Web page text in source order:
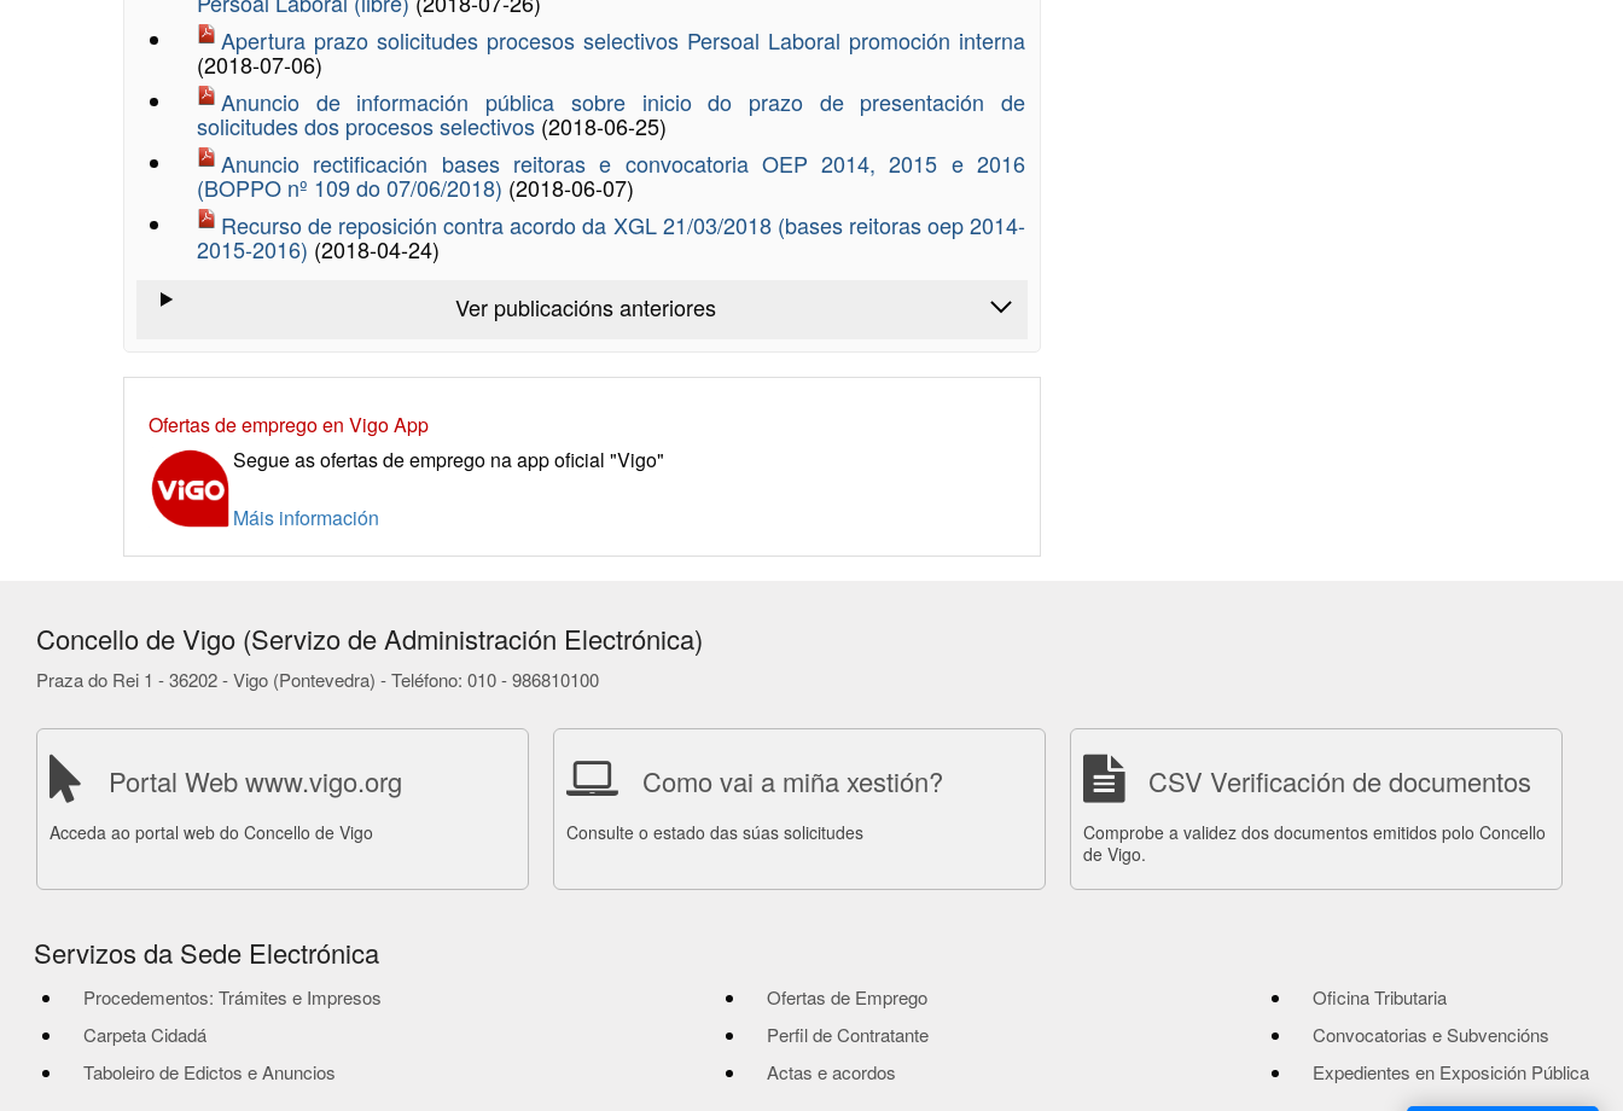
Apertura prazo solicitudes procesos selectivos Persoal Laboral promoción interna
(2018-07-06)
Anuncio de información pública sobre inicio do prazo de presentación de
solicitudes dos procesos selectivos (2018-06-25)
Anuncio rectificación bases reitoras e convocatoria OEP 2014, 2015 e 2016
(BOPPO nº 109 do 07/06/2018) (2018-06-07)
Recurso de reposición contra acordo da XGL 21/03/2018 (bases reitoras oep 2014-
2015-2016) (2018-04-24)
Ver publicacións anteriores
Ofertas de emprego en Vigo App
Segue as ofertas de emprego na app oficial "Vigo"
Máis información
Concello de Vigo (Servizo de Administración Electrónica)
Praza do Rei 1 - 36202 - Vigo (Pontevedra) - Teléfono: 010 - 986810100
Portal Web www.vigo.org
Acceda ao portal web do Concello de Vigo
Como vai a miña xestión?
Consulte o estado das súas solicitudes
CSV Verificación de documentos
Comprobe a validez dos documentos emitidos polo Concello
de Vigo.
Servizos da Sede Electrónica
Procedementos: Trámites e Impresos
Carpeta Cidadá
Taboleiro de Edictos e Anuncios
Ofertas de Emprego
Perfil de Contratante
Actas e acordos
Oficina Tributaria
Convocatorias e Subvencións
Expedientes en Exposición Pública